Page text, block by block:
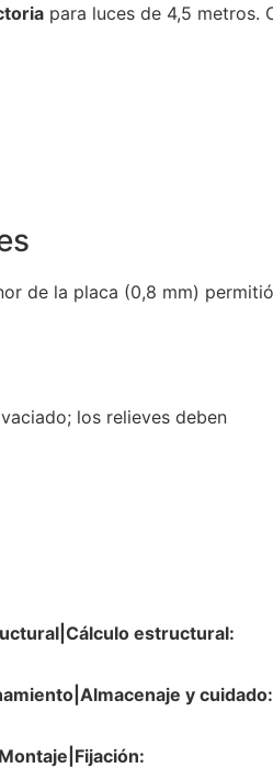
para luces de 4,5 metros.
de la placa (0,8 mm) permitió
los relieves deben
estructural:
y cuidado:
Montaje|Fijación: